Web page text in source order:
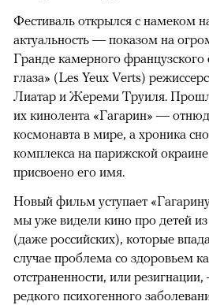
Фестиваль открылся с намеком
актуальность — показом на
Гранде камерного
глаза» (Les Yeux Verts)
Лиатар и Жереми Труиля.
их кинолента «Гагарин» —
космонавта в мире, а хроника
комплекса на парижской
присвоено его имя.
Новый фильм уступает
мы уже видели кино про детей
(даже российских), которые
случае проблема со здоровьем
отстраненности, или
редкого психогенного